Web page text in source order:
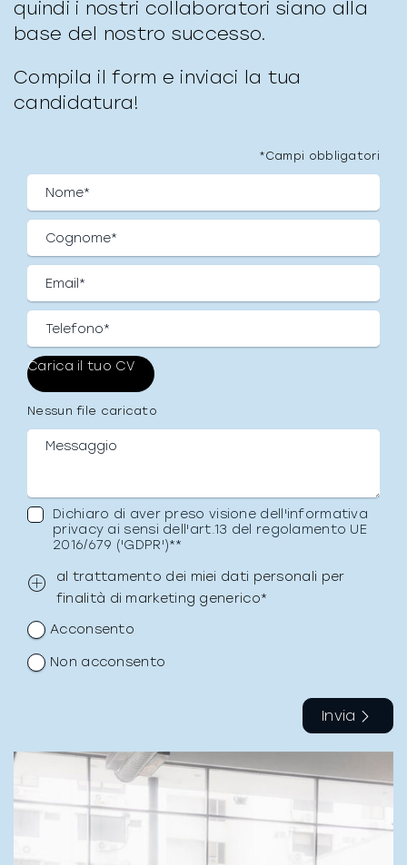
quindi i nostri collaboratori siano alla
base del nostro successo.
Compila il form e inviaci la tua
candidatura!
Nessun file caricato
Dichiaro di aver preso visione dell'informativa
privacy ai sensi dell'art.13 del regolamento UE
2016/679 ('GDPR')**
al trattamento dei miei dati personali per
finalità di marketing generico*
Acconsento
Non acconsento
*Campi obbligatori
Richiesta inviata con successo.
La richiesta non è stata inviata, la
preghiamo di riprovare.
Invia